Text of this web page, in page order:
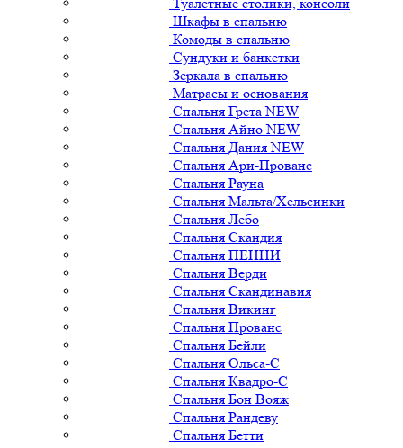
Шкафы в спальню
Комоды в спальню
Сундуки и банкетки
Зеркала в спальню
Матрасы и основания
Спальня Грета NEW
Спальня Айно NEW
Спальня Дания NEW
Спальня Ари-Прованс
Спальня Рауна
Спальня Мальта/Хельсинки
Спальня Лебо
Спальня Скандия
Спальня ПЕННИ
Спальня Верди
Спальня Скандинавия
Спальня Викинг
Спальня Прованс
Спальня Бейли
Спальня Ольса-С
Спальня Квадро-С
Спальня Бон Вояж
Спальня Рандеву
Спальня Бетти